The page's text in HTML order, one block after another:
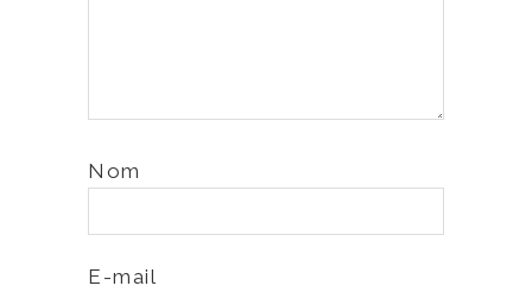
Nom
E-mail